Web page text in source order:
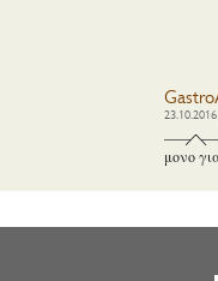
μονο